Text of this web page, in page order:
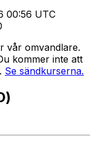
00:56 UTC
vår omvandlare.
kommer inte att
Se sändkurserna.